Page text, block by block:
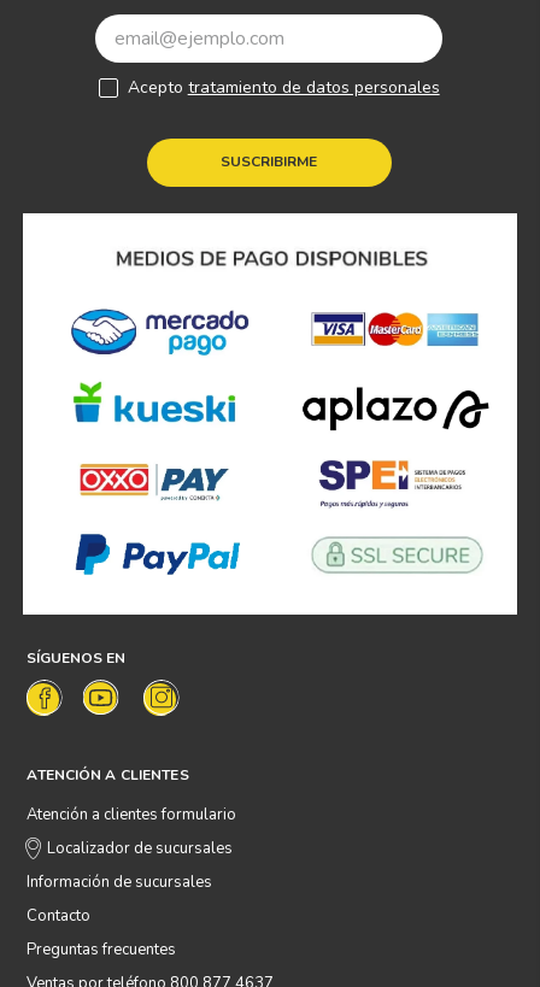
SUSCRIBIRME
Acepto tratamiento de datos personales
SÍGUENOS EN
ATENCIÓN A CLIENTES
Atención a clientes formulario
Localizador de sucursales
Información de sucursales
Contacto
Preguntas frecuentes